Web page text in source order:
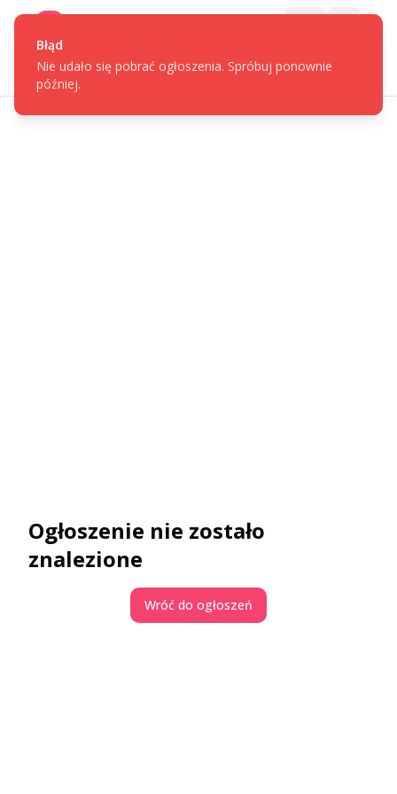
Ogłoszenie nie zostało
znalezione
Wróć do ogłoszeń
Błąd
Nie udało się pobrać ogłoszenia. Spróbuj ponownie
później.